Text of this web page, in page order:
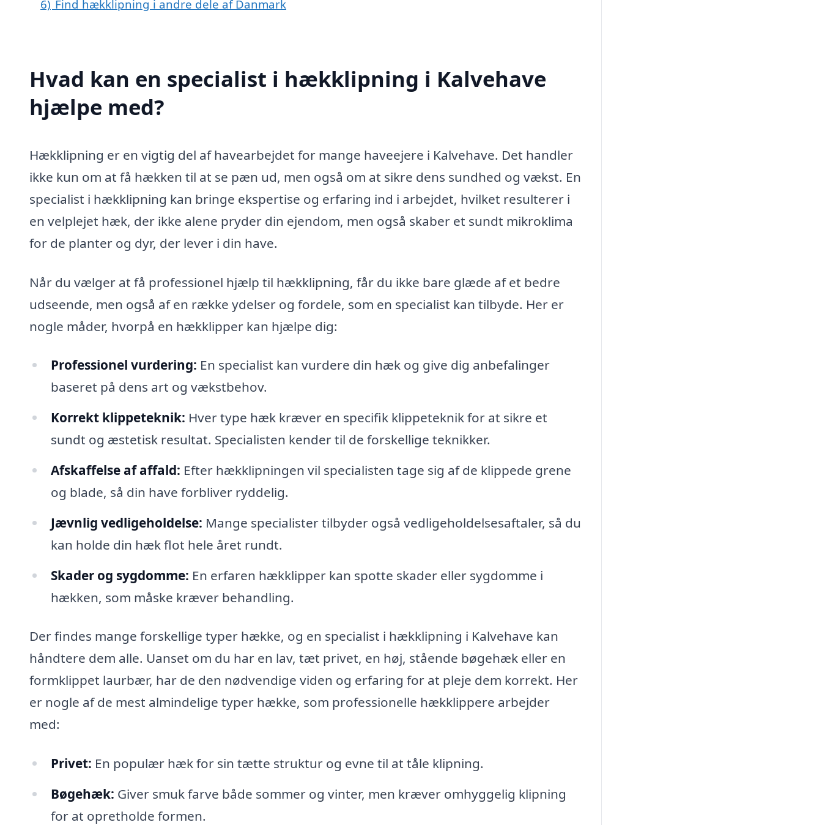
6) Find hækklipning i andre dele af Danmark
Hvad kan en specialist i hækklipning i Kalvehave
hjælpe med?
Hækklipning er en vigtig del af havearbejdet for mange haveejere i Kalvehave. Det handler
ikke kun om at få hækken til at se pæn ud, men også om at sikre dens sundhed og vækst. En
specialist i hækklipning kan bringe ekspertise og erfaring ind i arbejdet, hvilket resulterer i
en velplejet hæk, der ikke alene pryder din ejendom, men også skaber et sundt mikroklima
for de planter og dyr, der lever i din have.
Når du vælger at få professionel hjælp til hækklipning, får du ikke bare glæde af et bedre
udseende, men også af en række ydelser og fordele, som en specialist kan tilbyde. Her er
nogle måder, hvorpå en hækklipper kan hjælpe dig:
Professionel vurdering: En specialist kan vurdere din hæk og give dig anbefalinger
baseret på dens art og vækstbehov.
Korrekt klippeteknik: Hver type hæk kræver en specifik klippeteknik for at sikre et
sundt og æstetisk resultat. Specialisten kender til de forskellige teknikker.
Afskaffelse af affald: Efter hækklipningen vil specialisten tage sig af de klippede grene
og blade, så din have forbliver ryddelig.
Jævnlig vedligeholdelse: Mange specialister tilbyder også vedligeholdelsesaftaler, så du
kan holde din hæk flot hele året rundt.
Skader og sygdomme: En erfaren hækklipper kan spotte skader eller sygdomme i
hækken, som måske kræver behandling.
Der findes mange forskellige typer hække, og en specialist i hækklipning i Kalvehave kan
håndtere dem alle. Uanset om du har en lav, tæt privet, en høj, stående bøgehæk eller en
formklippet laurbær, har de den nødvendige viden og erfaring for at pleje dem korrekt. Her
er nogle af de mest almindelige typer hække, som professionelle hækklippere arbejder
med:
Privet: En populær hæk for sin tætte struktur og evne til at tåle klipning.
Bøgehæk: Giver smuk farve både sommer og vinter, men kræver omhyggelig klipning
for at opretholde formen.